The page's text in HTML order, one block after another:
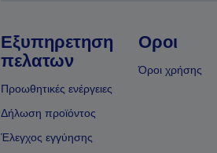
Εξυπηρετηση
πελατων
Προωθητικές ενέργειες
Δήλωση προϊόντος
Έλεγχος εγγύησης
Οροι
Όροι χρήσης